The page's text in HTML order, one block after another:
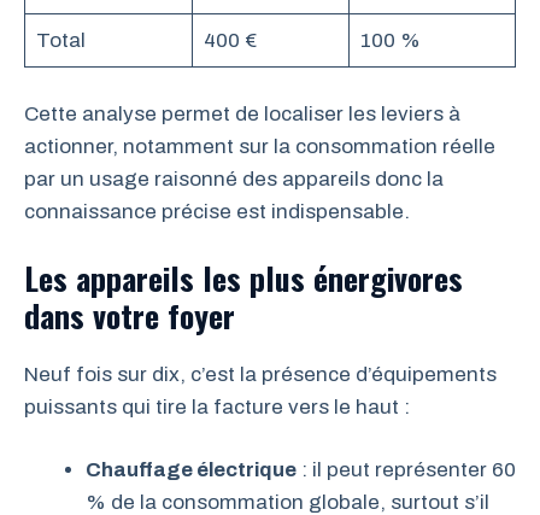
Total 400 € 100 %
Cette analyse permet de localiser les leviers à
actionner, notamment sur la consommation réelle
par un usage raisonné des appareils donc la
connaissance précise est indispensable.
Les appareils les plus énergivores
dans votre foyer
Neuf fois sur dix, c’est la présence d’équipements
puissants qui tire la facture vers le haut :
Chauffage électrique : il peut représenter 60
% de la consommation globale, surtout s’il